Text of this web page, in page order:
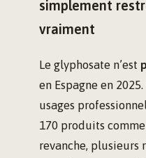
simplement
vraiment
Le glyphosate n’est
en Espagne en
usages
170 produits
revanche, plusieurs